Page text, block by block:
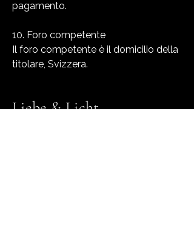
pagamento.
10. Foro competente
Il foro competente è il domicilio della
titolare, Svizzera.
Liebe & Licht